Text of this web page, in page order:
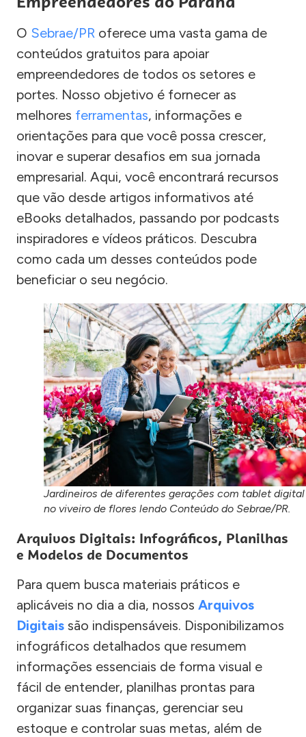
O Sebrae/PR oferece uma vasta gama de
conteúdos gratuitos para apoiar
empreendedores de todos os setores e
portes. Nosso objetivo é fornecer as
melhores ferramentas, informações e
orientações para que você possa crescer,
inovar e superar desafios em sua jornada
empresarial. Aqui, você encontrará recursos
que vão desde artigos informativos até
eBooks detalhados, passando por podcasts
inspiradores e vídeos práticos. Descubra
como cada um desses conteúdos pode
beneficiar o seu negócio.
Jardineiros de diferentes gerações com tablet digital
no viveiro de flores lendo Conteúdo do Sebrae/PR.
Arquivos Digitais: Infográficos, Planilhas
e Modelos de Documentos
Para quem busca materiais práticos e
aplicáveis no dia a dia, nossos Arquivos
Digitais são indispensáveis. Disponibilizamos
infográficos detalhados que resumem
informações essenciais de forma visual e
fácil de entender, planilhas prontas para
organizar suas finanças, gerenciar seu
estoque e controlar suas metas, além de